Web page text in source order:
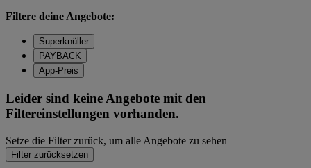
Filtere deine Angebote:
Superknüller
PAYBACK
App-Preis
Leider sind keine Angebote mit den
Filtereinstellungen vorhanden.
Setze die Filter zurück, um alle Angebote zu sehen
Filter zurücksetzen